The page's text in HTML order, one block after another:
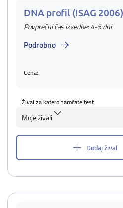
DNA profil (ISAG 2006)
Povprečni čas izvedbe: 4-5 dni
Podrobno
Cena:
Žival za katero naročate test
Moje živali
Dodaj žival